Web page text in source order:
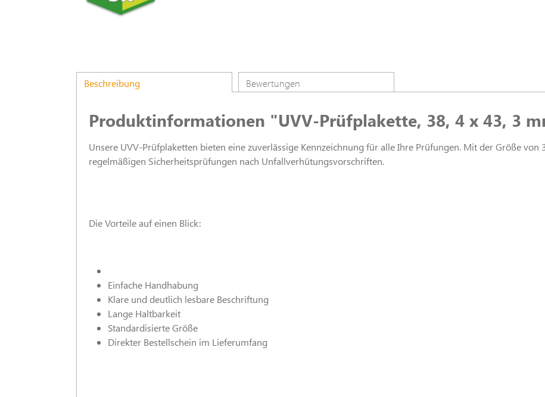
Beschreibung Bewertungen
Produktinformationen "UVV-Prüfplakette, 38, 4 x 43, 3
Unsere UVV-Prüfplaketten bieten eine zuverlässige Kennzeichnung für alle Ihre Prüfungen. Mit der Größe von
regelmäßigen Sicherheitsprüfungen nach Unfallverhütungsvorschriften.
Die Vorteile auf einen Blick:
Einfache Handhabung
Klare und deutlich lesbare Beschriftung
Lange Haltbarkeit
Standardisierte Größe
Direkter Bestellschein im Lieferumfang